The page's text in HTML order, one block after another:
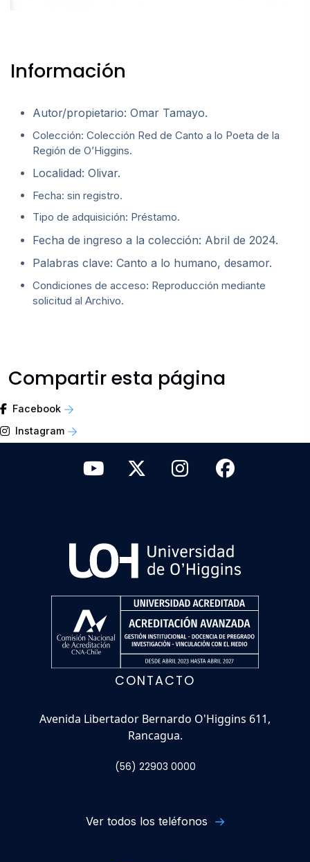
Información
Autor/propietario: Omar Tamayo.
Colección: Colección Red de Canto a lo Poeta de la
Región de O’Higgins.
Localidad: Olivar.
Fecha: sin registro.
Tipo de adquisición: Préstamo.
Fecha de ingreso a la colección: Abril de 2024.
Palabras clave: Canto a lo humano, desamor.
Condiciones de acceso: Reproducción mediante
solicitud al Archivo.
Compartir esta página
Facebook
Instagram
CONTACTO
Avenida Libertador Bernardo O'Higgins 611,
Rancagua.
(56) 22903 0000
Ver todos los teléfonos